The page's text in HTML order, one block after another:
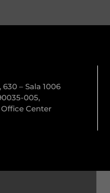
– Sala 1006
005,
Center